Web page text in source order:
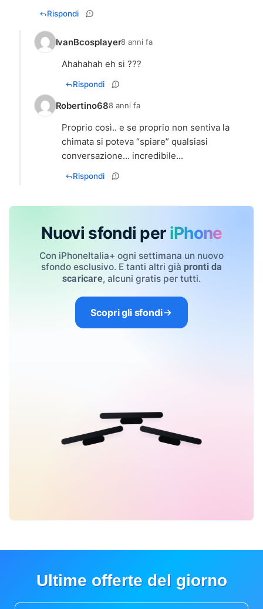
Rispondi
IvanBcosplayer8 anni fa
Ahahahah eh si ???
Rispondi
Robertino688 anni fa
Proprio così.. e se proprio non sentiva la
chimata si poteva “spiare” qualsiasi
conversazione... incredibile...
Rispondi
Nuovi sfondi per iPhone
Con iPhoneItalia+ ogni settimana un nuovo
sfondo esclusivo. E tanti altri già pronti da
scaricare, alcuni gratis per tutti.
Scopri gli sfondi
Ultime offerte del giorno